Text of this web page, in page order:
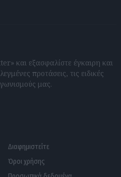
και εξασφαλίστε έγκαιρη και
προτάσεις, τις ειδικές
μας.
Διαφημιστείτε
Όροι χρήσης